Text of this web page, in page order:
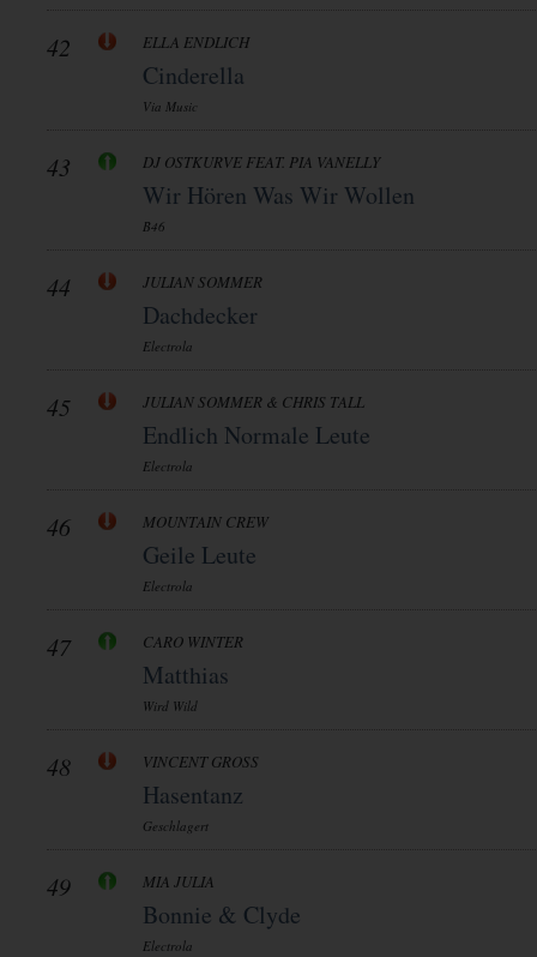
42 ELLA ENDLICH
Cinderella
Via Music
43 DJ OSTKURVE FEAT. PIA VANELLY
Wir Hören Was Wir Wollen
B46
44 JULIAN SOMMER
Dachdecker
Electrola
45 JULIAN SOMMER & CHRIS TALL
Endlich Normale Leute
Electrola
46 MOUNTAIN CREW
Geile Leute
Electrola
47 CARO WINTER
Matthias
Wird Wild
48 VINCENT GROSS
Hasentanz
Geschlagert
49 MIA JULIA
Bonnie & Clyde
Electrola